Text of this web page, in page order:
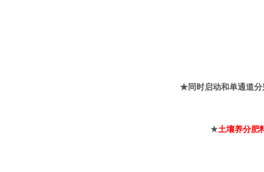
★同时启动和单通道分
★土壤养分肥